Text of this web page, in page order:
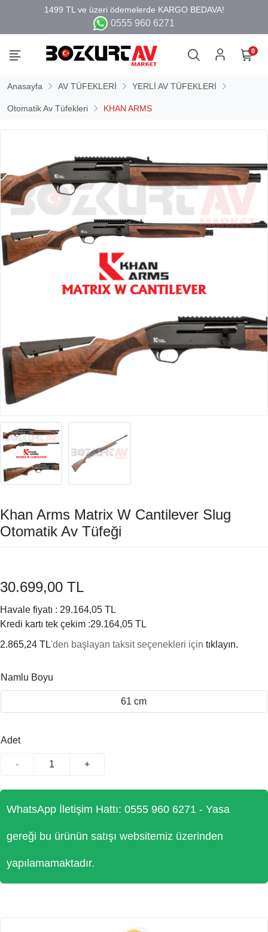
0555 960 6271
0
Anasayfa AV TÜFEKLERİ YERLİ AV TÜFEKLERİ
Otomatik Av Tüfekleri KHAN ARMS
Khan Arms Matrix W Cantilever Slug
Otomatik Av Tüfeği
30.699,00 TL
Havale fiyatı : 29.164,05 TL
Kredi kartı tek çekim :29.164,05 TL
2.865,24 TL'den başlayan taksit seçenekleri için tıklayın.
Namlu Boyu
61 cm
Adet
- +
WhatsApp İletişim Hattı: 0555 960 6271 - Yasa
gereği bu ürünün satışı websitemiz üzerinden
yapılamamaktadır.